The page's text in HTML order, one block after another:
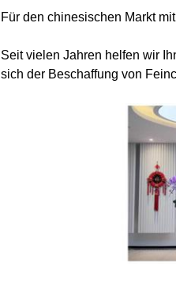
Für den chinesischen Markt
Seit vielen Jahren helfen wir
sich der Beschaffung von